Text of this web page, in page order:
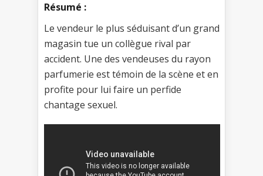
Résumé :
Le vendeur le plus séduisant d’un grand
magasin tue un collègue rival par
accident. Une des vendeuses du rayon
parfumerie est témoin de la scène et en
profite pour lui faire un perfide
chantage sexuel.